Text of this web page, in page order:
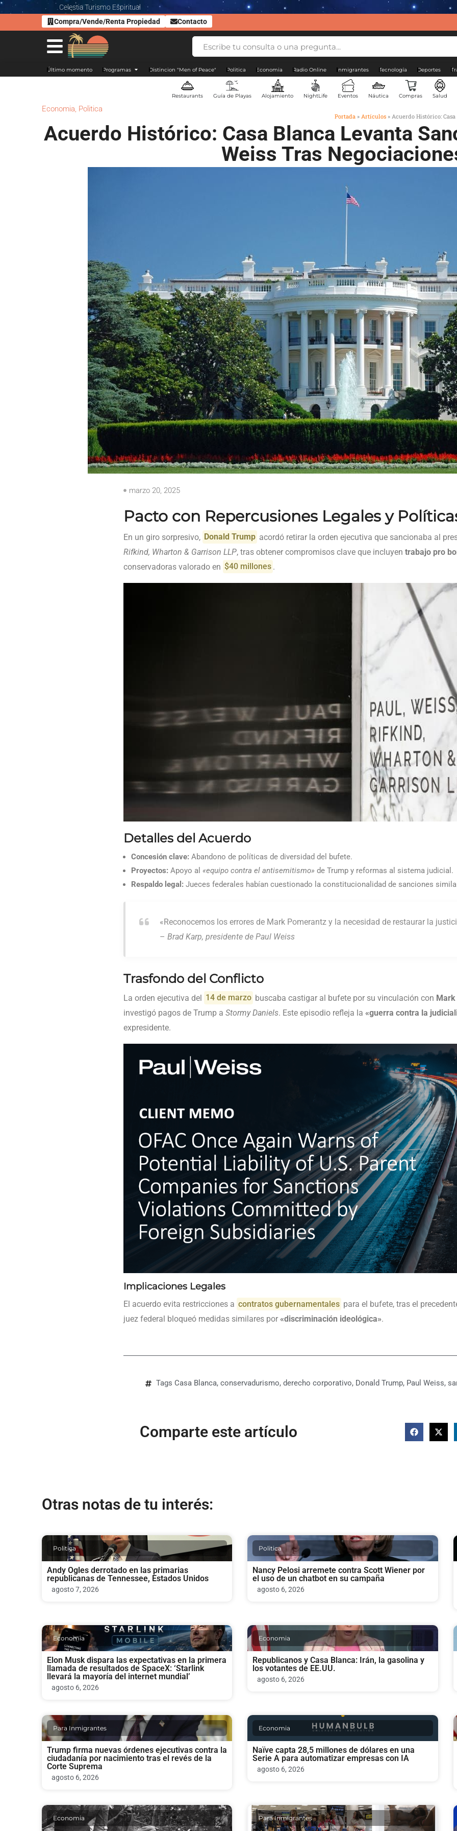
Celestia Turismo Espiritual
Compra/Vende/Renta Propiedad
Contacto
Último momento Programas Distincion "Men of Peace" Politica Economia Radio Online Inmigrantes Tecnología Deportes
Restaurants Guía de Playas Alojamiento NightLife Eventos Náutica Compras Salud
Economia, Politica
Portada » Artículos » Acuerdo Histórico:
Acuerdo Histórico: Casa Blanca Levanta
Weiss Tras
marzo 20, 2025
Pacto con Repercusiones Legales y
En un giro sorpresivo, Donald Trump acordó retirar la orden ejecutiva que sancionaba al
Rifkind, Wharton & Garrison LLP, tras obtener compromisos clave que incluyen trabajo pro
conservadoras valorado en $40 millones .
Detalles del Acuerdo
Concesión clave: Abandono de políticas de diversidad del bufete.
Proyectos: Apoyo al «equipo contra el antisemitismo» de Trump y reformas al sistema judicial.
Respaldo legal: Jueces federales habían cuestionado la constitucionalidad de sanciones
«Reconocemos los errores de Mark Pomerantz y la necesidad de restaurar la
– Brad Karp, presidente de Paul Weiss
Trasfondo del Conflicto
La orden ejecutiva del 14 de marzo buscaba castigar al bufete por su vinculación con
investigó pagos de Trump a Stormy Daniels. Este episodio refleja la «guerra contra la
expresidente.
Implicaciones Legales
El acuerdo evita restricciones a contratos gubernamentales para el bufete, tras el
juez federal bloqueó medidas similares por «discriminación ideológica».
Tags Casa Blanca, conservadurismo, derecho corporativo, Donald Trump, Paul Weiss,
Comparte este artículo
Otras notas de tu interés:
Politica
Andy Ogles derrotado en las primarias
republicanas de Tennessee, Estados Unidos
agosto 7, 2026
Politica
Nancy Pelosi arremete contra Scott Wiener por
el uso de un chatbot en su campaña
agosto 6, 2026
Economia
Elon Musk dispara las expectativas en la primera
llamada de resultados de SpaceX: ‘Starlink
llevará la mayoría del internet mundial’
agosto 6, 2026
Economia
Republicanos y Casa Blanca: Irán, la gasolina y
los votantes de EE.UU.
agosto 6, 2026
Para Inmigrantes
Trump firma nuevas órdenes ejecutivas contra la
ciudadanía por nacimiento tras el revés de la
Corte Suprema
agosto 6, 2026
Economia
Naïve capta 28,5 millones de dólares en una
Serie A para automatizar empresas con IA
agosto 6, 2026
Economia Para Inmigrantes